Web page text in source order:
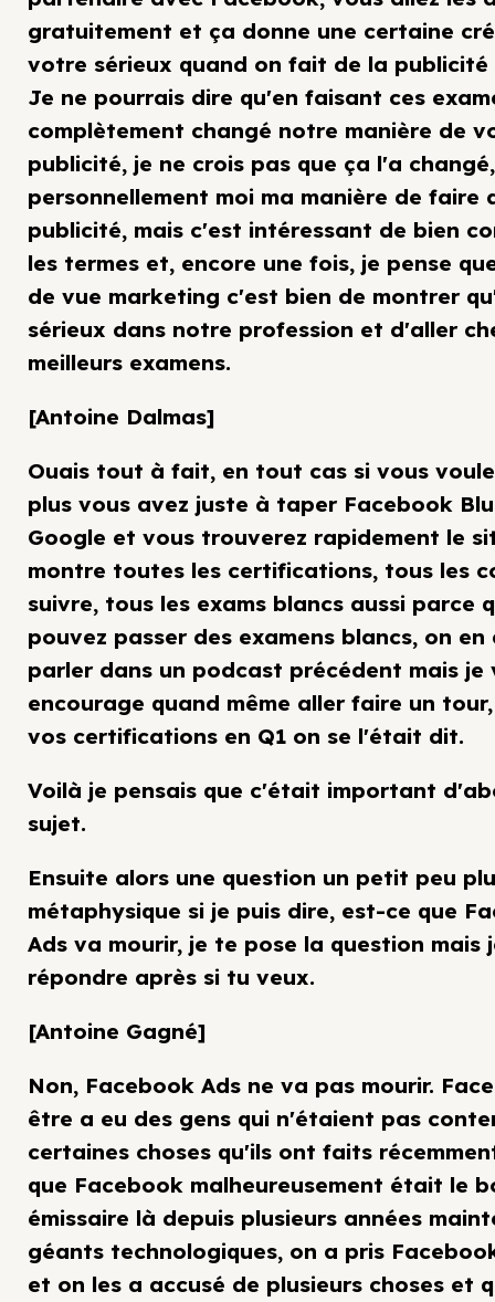
gratuitement et ça donne une certaine
votre sérieux quand on fait de la publicité
Je ne pourrais dire qu'en faisant ces
complètement changé notre manière de
publicité, je ne crois pas que ça l'a
personnellement moi ma manière de faire
publicité, mais c'est intéressant de bien
les termes et, encore une fois, je pense
de vue marketing c'est bien de montrer
sérieux dans notre profession et d'aller
meilleurs examens.
[Antoine Dalmas]
Ouais tout à fait, en tout cas si vous
plus vous avez juste à taper Facebook
Google et vous trouverez rapidement le
montre toutes les certifications, tous les
suivre, tous les exams blancs aussi parce
pouvez passer des examens blancs, on
parler dans un podcast précédent mais je
encourage quand même aller faire un
vos certifications en Q1 on se l'était dit.
Voilà je pensais que c'était important
sujet.
Ensuite alors une question un petit peu
métaphysique si je puis dire, est-ce que
Ads va mourir, je te pose la question mais
répondre après si tu veux.
[Antoine Gagné]
Non, Facebook Ads ne va pas mourir.
être a eu des gens qui n'étaient pas
certaines choses qu'ils ont faits
que Facebook malheureusement était le
émissaire là depuis plusieurs années
géants technologiques, on a pris
et on les a accusé de plusieurs choses et